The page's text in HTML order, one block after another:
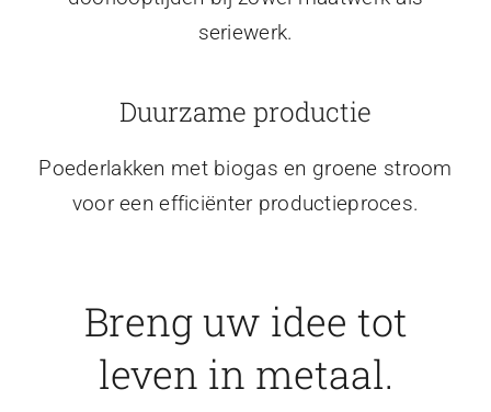
seriewerk.
Duurzame productie
Poederlakken met biogas en groene stroom
voor een efficiënter productieproces.
Breng uw idee tot
leven in metaal.